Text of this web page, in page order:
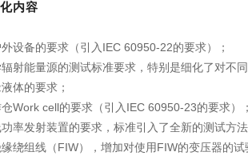
内容
设备的要求（引入IEC 60950-22的要求）；
射能量源的测试标准要求，特别是细化了对不
体的要求；
Work cell的要求（引入IEC 60950-23的要求）；
率发射装置的要求，标准引入了全新的测试方法
绕组线（FIW），增加对使用FIW的变压器的试